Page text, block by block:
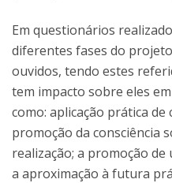
Em questionários
diferentes fases do
ouvidos, tendo estes
tem impacto sobre eles
como: aplicação prática de
promoção da consciência
realização; a promoção
a aproximação à futura